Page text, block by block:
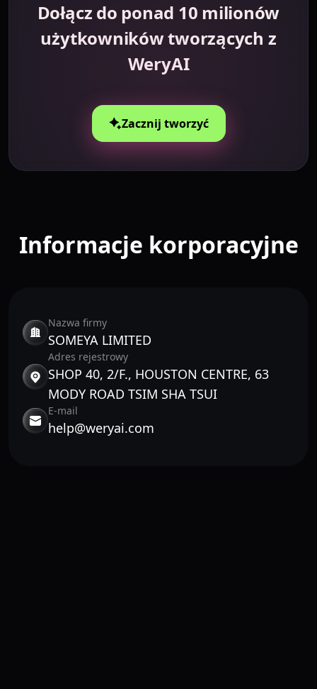
Dołącz do ponad 10 milionów
użytkowników tworzących z
WeryAI
Zacznij tworzyć
Informacje korporacyjne
Nazwa firmy
SOMEYA LIMITED
Adres rejestrowy
SHOP 40, 2/F., HOUSTON CENTRE, 63
MODY ROAD TSIM SHA TSUI
E-mail
help@weryai.com